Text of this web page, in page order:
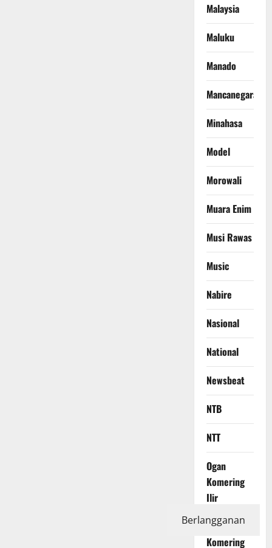
Malaysia
Maluku
Manado
Mancanegara
Minahasa
Model
Morowali
Muara Enim
Musi Rawas
Music
Nabire
Nasional
National
Newsbeat
NTB
NTT
Ogan
Komering
Ilir
Ogan
Komering
Berlangganan